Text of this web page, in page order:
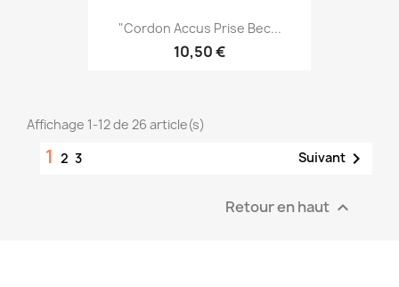
"Cordon Accus Prise Bec...
10,50 €
Affichage 1-12 de 26 article(s)
1 2 3 Suivant 
Retour en haut 